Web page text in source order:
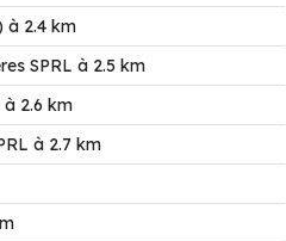
à 2.4 km
SPRL à 2.5 km
2.6 km
à 2.7 km